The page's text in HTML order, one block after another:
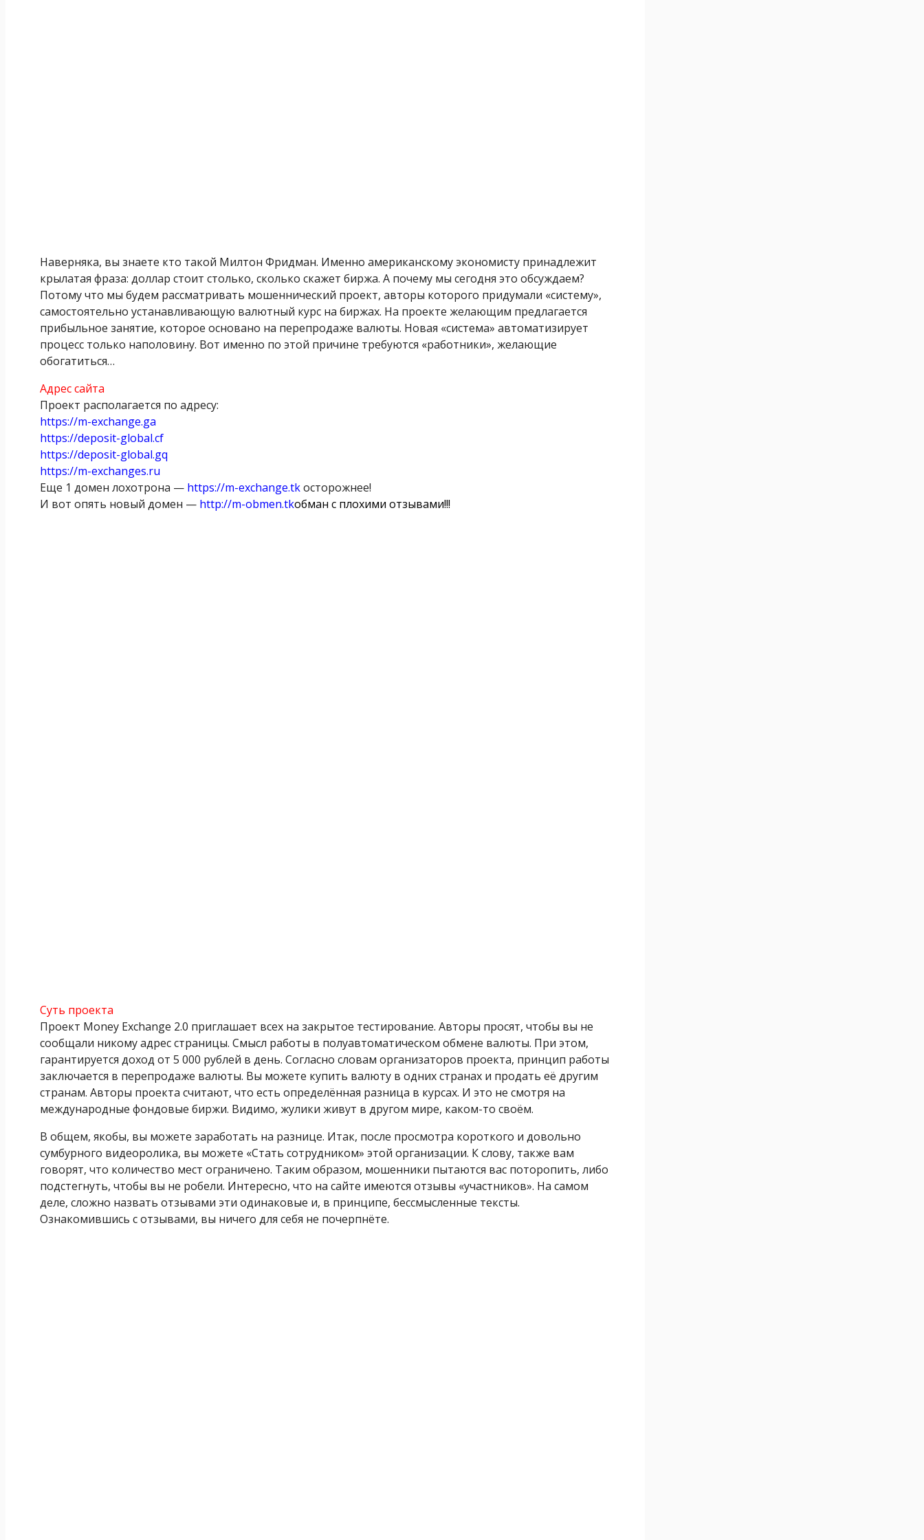
Наверняка, вы знаете кто такой Милтон Фридман. Именно американскому экономисту принадлежит
крылатая фраза: доллар стоит столько, сколько скажет биржа. А почему мы сегодня это обсуждаем?
Потому что мы будем рассматривать мошеннический проект, авторы которого придумали «систему»,
самостоятельно устанавливающую валютный курс на биржах. На проекте желающим предлагается
прибыльное занятие, которое основано на перепродаже валюты. Новая «система» автоматизирует
процесс только наполовину. Вот именно по этой причине требуются «работники», желающие
обогатиться…
Адрес сайта
Проект располагается по адресу:
https://m-exchange.ga
https://deposit-global.cf
https://deposit-global.gq
https://m-exchanges.ru
Еще 1 домен лохотрона — https://m-exchange.tkосторожнее!
И вот опять новый домен — http://m-obmen.tkобман с плохими отзывами!!!
Суть проекта
Проект Money Exchange 2.0 приглашает всех на закрытое тестирование. Авторы просят, чтобы вы не
сообщали никому адрес страницы. Смысл работы в полуавтоматическом обмене валюты. При этом,
гарантируется доход от 5 000 рублей в день. Согласно словам организаторов проекта, принцип работы
заключается в перепродаже валюты. Вы можете купить валюту в одних странах и продать её другим
странам. Авторы проекта считают, что есть определённая разница в курсах. И это не смотря на
международные фондовые биржи. Видимо, жулики живут в другом мире, каком-то своём.
В общем, якобы, вы можете заработать на разнице. Итак, после просмотра короткого и довольно
сумбурного видеоролика, вы можете «Стать сотрудником» этой организации. К слову, также вам
говорят, что количество мест ограничено. Таким образом, мошенники пытаются вас поторопить, либо
подстегнуть, чтобы вы не робели. Интересно, что на сайте имеются отзывы «участников». На самом
деле, сложно назвать отзывами эти одинаковые и, в принципе, бессмысленные тексты.
Ознакомившись с отзывами, вы ничего для себя не почерпнёте.